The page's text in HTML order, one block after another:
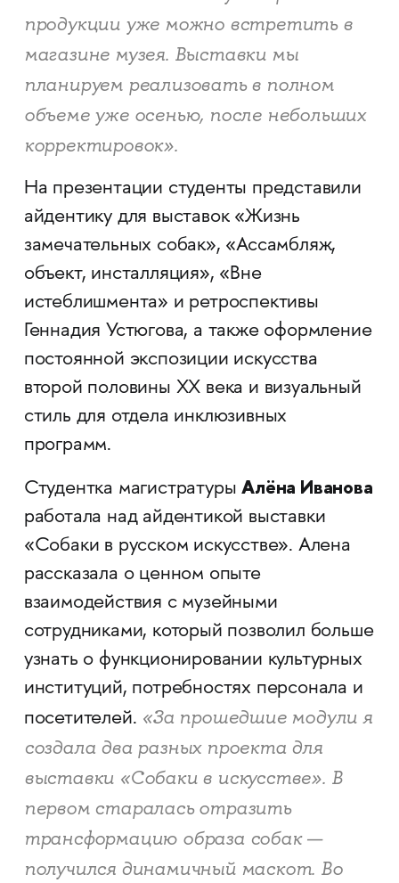
продукции уже можно встретить в
магазине музея. Выставки мы
планируем реализовать в полном
объеме уже осенью, после небольших
корректировок».
На презентации студенты представили
айдентику для выставок «Жизнь
замечательных собак», «Ассамбляж,
объект, инсталляция», «Вне
истеблишмента» и ретроспективы
Геннадия Устюгова, а также оформление
постоянной экспозиции искусства
второй половины XX века и визуальный
стиль для отдела инклюзивных
программ.
Студентка магистратурыАлёна Иванова
работала над айдентикой выставки
«Собаки в русском искусстве». Алена
рассказала о ценном опыте
взаимодействия с музейными
сотрудниками, который позволил больше
узнать о функционировании культурных
институций, потребностях персонала и
посетителей. «За прошедшие модули я
создала два разных проекта для
выставки «Собаки в искусстве». В
первом старалась отразить
трансформацию образа собак —
получился динамичный маскот. Во